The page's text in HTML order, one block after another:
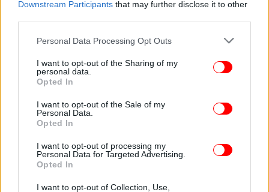
Downstream Participants that may further disclose it to other
Please note that this website/app uses one or more Google
not limited to your visit or usage behaviour. You may click to
grant or deny consent to Google and its third-party tags to
use your data for below specified purposes in below Google
consent section.
Personal Data Processing Opt Outs
I want to opt-out of the Sharing of my
personal data.
Opted In
I want to opt-out of the Sale of my
Personal Data.
Opted In
I want to opt-out of processing my
Personal Data for Targeted Advertising.
Opted In
I want to opt-out of Collection, Use,
δικτύωσης. Κάποιες πλατφόρμες επιτρέπουν,
επίσης, την οριστική διακοπή της χρήσης της
συσκευής μετά από ένα συγκεκριμένο χρονικό
διάστημα. Αυτή η δυνατότητα είναι χρήσιμη για να
ελέγχετε την ισορροπία μεταξύ της διαδικτυακής
δραστηριότητας και των άλλων καθημερινών
δραστηριοτήτων, όπως το διάβασμα και ο ύπνος. Η
ρύθμιση αυτή σας βοηθά, επίσης, να αποτρέψετε
την υπερβολική χρήση της συσκευής, η οποία
μπορεί να επηρεάσει την υγεία του παιδιού και την
ποιότητα του ύπνου του.